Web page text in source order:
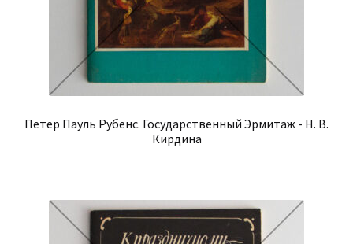
Петер Пауль Рубенс. Государственный Эрмитаж - Н. В.
Кирдина